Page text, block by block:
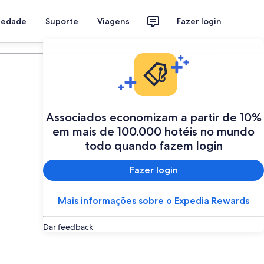
Suporte Viagens Fazer login
Associados economizam a partir de 10%
em mais de 100.000 hotéis no mundo
todo quando fazem login
Fazer login
Mais informações sobre o Expedia Rewards
Dar feedback